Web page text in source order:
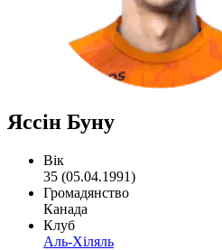
Яссін Буну
Вік
35 (05.04.1991)
Громадянство
Канада
Клуб
Аль-Хіляль